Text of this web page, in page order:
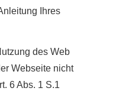
Ihres
des Web
Webseite nicht
6 Abs. 1 S.1